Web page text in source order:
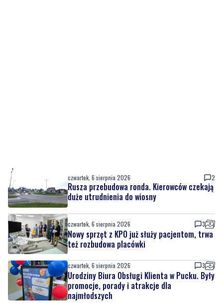
czwartek, 6 sierpnia 2026 2
Rusza przebudowa ronda. Kierowców czekają
duże utrudnienia do wiosny
czwartek, 6 sierpnia 2026 3
Nowy sprzęt z KPO już służy pacjentom, trwa
też rozbudowa placówki
czwartek, 6 sierpnia 2026 3
Urodziny Biura Obsługi Klienta w Pucku. Były
promocje, porady i atrakcje dla
najmłodszych